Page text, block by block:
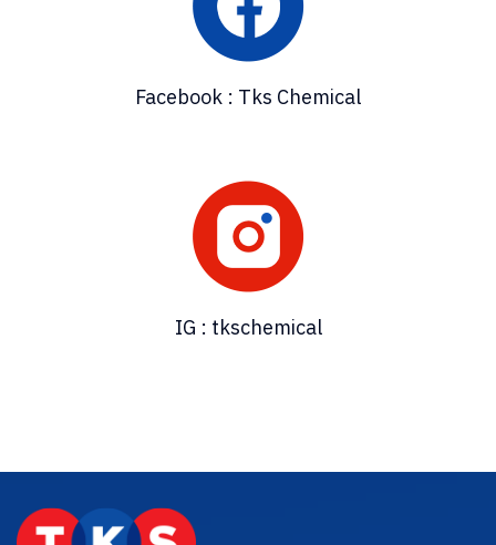
Facebook : Tks Chemical
IG : tkschemical